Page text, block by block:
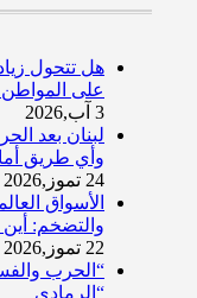
هل تتحول
على
3 آب,2026
لبنان بعد
وأي طريق
24 تموز,2026
الأسواق
والتضخم:
22 تموز,2026
“الحرب
“الرمادي